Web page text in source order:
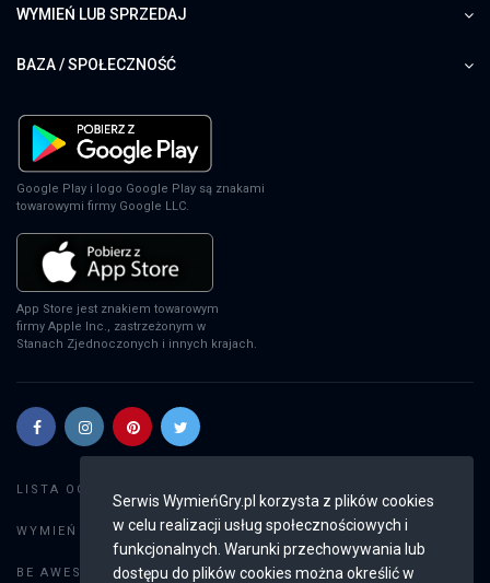
Serwis WymieńGry.pl korzysta z plików cookies
w celu realizacji usług społecznościowych i
funkcjonalnych. Warunki przechowywania lub
dostępu do plików cookies można określić w
WYMIEŃ LUB SPRZEDAJ
BAZA / SPOŁECZNOŚĆ
Google Play i logo Google Play są znakami
towarowymi firmy Google LLC.
App Store jest znakiem towarowym
firmy Apple Inc., zastrzeżonym w
Stanach Zjednoczonych i innych krajach.
LISTA OGŁOSZEŃ:
WYMIEŃ GRY: Dodaj ogłoszenie
BE AWESOME: Weryfikacja konta